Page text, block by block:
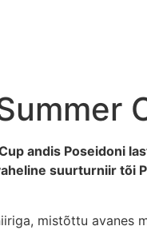
andis Poseidoni
suurturniir tõi
mistõttu avanes